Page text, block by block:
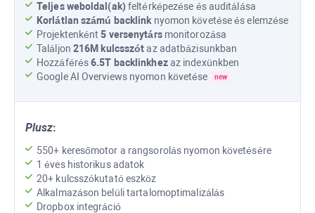
Teljes weboldal(ak) feltérképezése és auditálása
Korlátlan számú backlink nyomon követése és elemzése
Projektenként5 versenytársmonitorozása
Találjon 216M kulcsszótaz adatbázisunkban
Hozzáférés6.5T backlinkhezaz indexünkben
Google AI Overviewsnyomon követése new
Plusz:
550+ keresőmotor a rangsorolás nyomon követésére
1 éves historikus adatok
20+ kulcsszókutató eszköz
Alkalmazáson belüli tartalomoptimalizálás
Dropbox integráció